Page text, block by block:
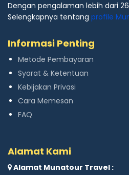
Dengan pengalaman lebih dari
Selengkapnya tentang profile
Informasi Penting
Metode Pembayaran
Syarat & Ketentuan
Kebijakan Privasi
Cara Memesan
FAQ
Alamat Kami
Alamat Munatour Travel :